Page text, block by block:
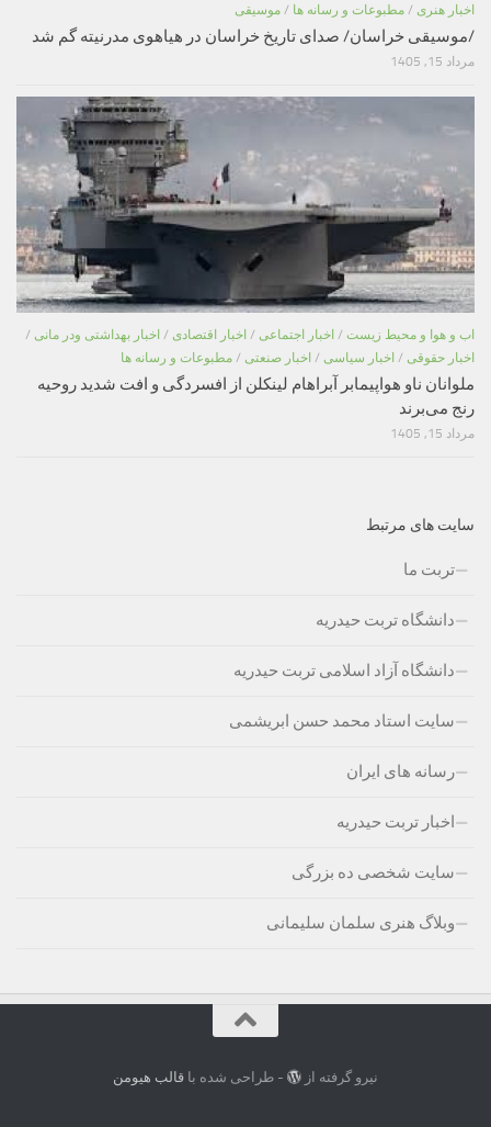
اخبار هنری / مطبوعات و رسانه ها / موسیقی
/موسیقی خراسان/ صدای تاریخ خراسان در هیاهوی مدرنیته گم شد
مرداد 15, 1405
اب و هوا و محیط زیست / اخبار اجتماعی / اخبار اقتصادی / اخبار بهداشتی ودر مانی /
اخبار حقوقی / اخبار سیاسی / اخبار صنعتی / مطبوعات و رسانه ها
ملوانان ناو هواپیمابر آبراهام لینکلن از افسردگی و افت شدید روحیه
رنج می‌برند
مرداد 15, 1405
سایت های مرتبط
تربت ما
دانشگاه تربت حیدریه
دانشگاه آزاد اسلامی تربت حیدریه
سایت استاد محمد حسن ابریشمی
رسانه های ایران
اخبار تربت حیدریه
سایت شخصی ده بزرگی
وبلاگ هنری سلمان سلیمانی
نیرو گرفته از - طراحی شده باقالب هیومن